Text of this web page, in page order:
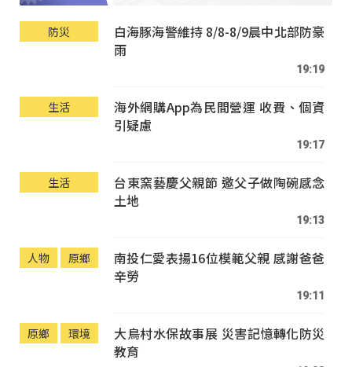
防災
白海豚海警維持 8/8-8/9晨中北部防豪
雨
19:19
生活
海外網購App為民間營運 收費、個資
引疑慮
19:17
生活
台東窯藝慶父親節 邀父子做陶碗感念
土地
19:13
人物 原鄉
南投仁愛表揚16位模範父親 感謝爸爸
辛勞
19:11
原鄉 環境
大鳥村水保故事展 災害記憶轉化防災
教育